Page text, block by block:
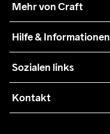
Nachhaltigkeit
Mehr von Craft
Teamwear
Zusammenarbeit
Press
Hilfe & Informationen
Retouren
Kundendienst
Sozialen links
Kontakt